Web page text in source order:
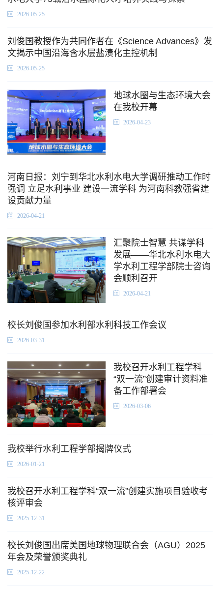
2026-05-25
刘俊国教授作为共同作者在《Science Advances》发
文揭示中国沿海含水层盐渍化主控机制
2026-05-25
地球水圈与生态环境大会
在我校开幕
2026-04-23
河南日报：刘宁到华北水利水电大学调研推动工作时
强调 立足水利事业 建设一流学科 为河南科教强省建
设贡献力量
2026-04-21
汇聚院士智慧 共谋学科
发展——华北水利水电大
学水利工程学部院士咨询
会顺利召开
2026-04-21
校长刘俊国参加水利部水利科技工作会议
2026-03-31
我校召开水利工程学科
“双一流”创建审计资料准
备工作部署会
2026-03-06
我校举行水利工程学部揭牌仪式
2026-01-21
我校召开水利工程学科“双一流”创建实施项目验收考
核评审会
2025-12-31
校长刘俊国出席美国地球物理联合会（AGU）2025
年会及荣誉颁奖典礼
2025-12-22